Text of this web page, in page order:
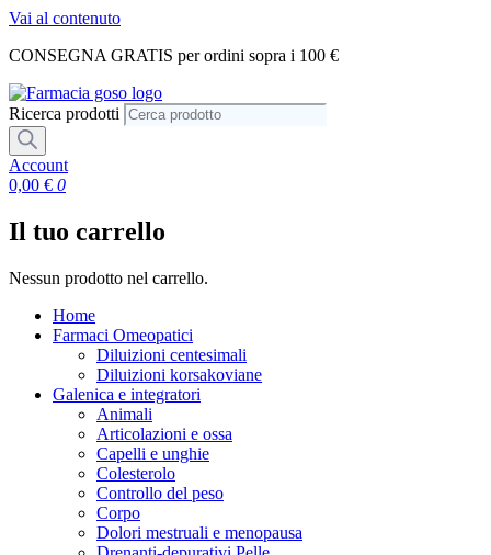
Vai al contenuto
CONSEGNA GRATIS per ordini sopra i 100 €
Ricerca prodotti
Account
0,00 € 0
Il tuo carrello
Nessun prodotto nel carrello.
Home
Farmaci Omeopatici
Diluizioni centesimali
Diluizioni korsakoviane
Galenica e integratori
Animali
Articolazioni e ossa
Capelli e unghie
Colesterolo
Controllo del peso
Corpo
Dolori mestruali e menopausa